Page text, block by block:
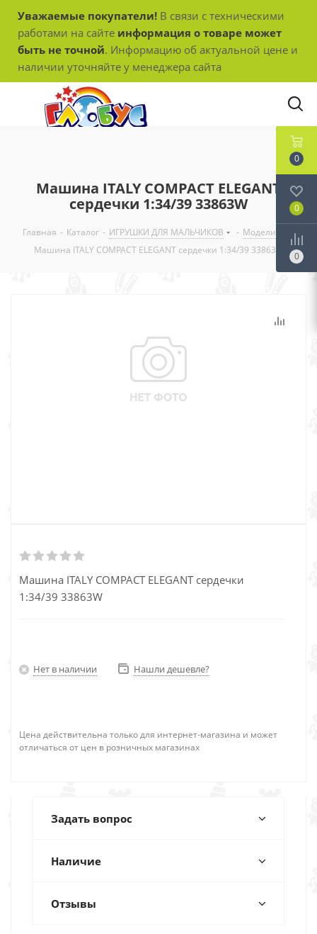
Уважаемые покупатели! В связи с техническими
работами на сайте информация о товаре может
быть не точной. Информацию об актуальной цене и
наличии уточняйте у менеджера сайта
Машина ITALY COMPACT ELEGANT
сердечки 1:34/39 33863W
Главная - Каталог - ИГРУШКИ ДЛЯ МАЛЬЧИКОВ - Модели
Машина ITALY COMPACT ELEGANT сердечки 1:34/39 33863W
Машина ITALY COMPACT ELEGANT сердечки
1:34/39 33863W
Нет в наличии Нашли дешевле?
Цена действительна только для интернет-магазина и может
отличаться от цен в розничных магазинах
Задать вопрос
Наличие
Отзывы
0
0
0